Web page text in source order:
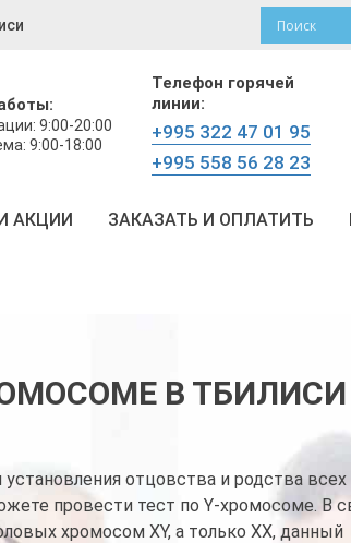
9:00-20:00
9:00-18:00
Телефон горячей
линии:
+995 322 47 01 95
+995 558 56 28 23
АКЦИИ ЗАКАЗАТЬ И ОПЛАТИТЬ
В ТБИЛИСИ
отцовства и родства
провести тест по Y-хромосоме. В
хромосом XY, а только XX, данный